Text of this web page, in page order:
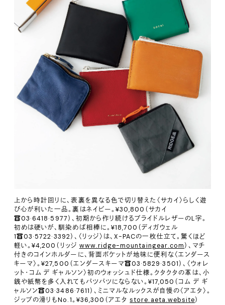
上から時計回りに、表裏を異なる色で切り替えた〈サカイ〉らしく遊
び心が利いた一品。裏はネイビー。¥30,800（サカイ
☎03·6418·5977）、初期から作り続けるブライドルレザーのL字。
初めは硬いが、馴染めば相棒に。¥18,700（ディガウェル
1☎03·5722·3392）、〈リッジ〉は、X-PACの一枚仕立て。驚くほど
軽い。¥4,200（リッジ www.ridge-mountaingear.com）、マチ
付きのコインホルダーに、背面ポケットが地味に便利な〈エンダース
キーマ〉。¥27,500（エンダースキーマ☎03·5829·3501）、〈ウォレ
ット・コム デ ギャルソン〉初のウォッシュド仕様。クタクタの革は、小
銭や紙幣を多く入れてもパツパツにならない。¥17,050（コム デ ギ
ャルソン☎03·3486·7611）、ミニマルなルックスが自慢の〈アエタ〉。
ジップの滑りもNo.1。¥36,300（アエタstore.aeta.website）